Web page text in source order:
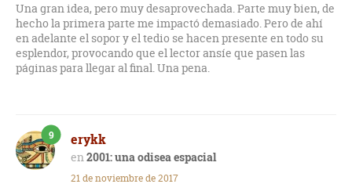
Una gran idea, pero muy desaprovechada. Parte muy bien, de
hecho la primera parte me impactó demasiado. Pero de ahí
en adelante el sopor y el tedio se hacen presente en todo su
esplendor, provocando que el lector ansíe que pasen las
páginas para llegar al final. Una pena.
erykk
2001: una odisea espacial
9
21 de noviembre de 2017